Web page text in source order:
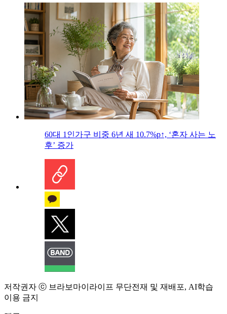
60대 1인가구 비중 6년 새 10.7%p↑, ‘혼자 사는 노
후’ 증가
저작권자 ⓒ 브라보마이라이프 무단전재 및 재배포, AI학습
이용 금지